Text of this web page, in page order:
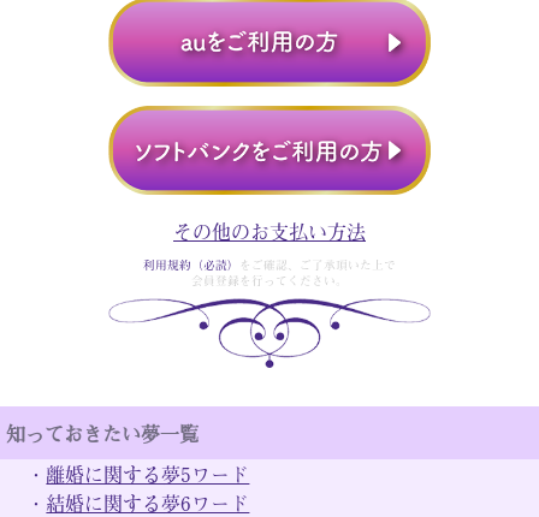
その他のお支払い方法
利用規約（必読）
をご確認、ご了承頂いた上で
会員登録を行ってください。
知っておきたい夢一覧
・ 離婚に関する夢5ワード
・ 結婚に関する夢6ワード